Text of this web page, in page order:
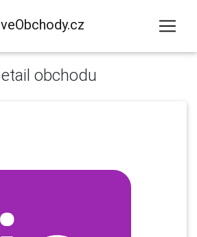
obchodu